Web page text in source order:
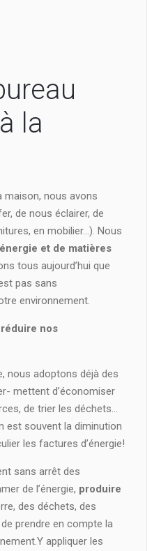
la
maison, nous avons
de nous éclairer, de
en mobilier…). Nous
et de matières
tous aujourd’hui que
pas sans
environnement.
nos
nous adoptons déjà des
mettent d’économiser
de trier les déchets…
est souvent la diminution
les factures d’énergie!
sans arrêt des
de l’énergie, produire
des déchets, des
prendre en compte la
appliquer les